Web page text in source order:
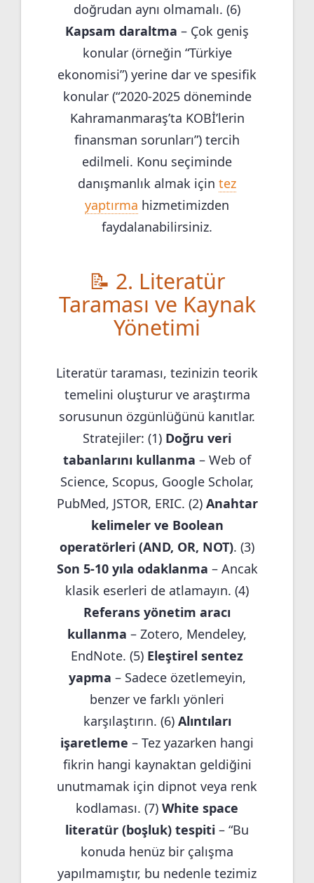
doğrudan aynı olmamalı. (6)
Kapsam daraltma – Çok geniş
konular (örneğin “Türkiye
ekonomisi”) yerine dar ve spesifik
konular (“2020-2025 döneminde
Kahramanmaraş’ta KOBİ’lerin
finansman sorunları”) tercih
edilmeli. Konu seçiminde
danışmanlık almak için tez
yaptırma hizmetimizden
faydalanabilirsiniz.
📝 2. Literatür
Taraması ve Kaynak
Yönetimi
Literatür taraması, tezinizin teorik
temelini oluşturur ve araştırma
sorusunun özgünlüğünü kanıtlar.
Stratejiler: (1) Doğru veri
tabanlarını kullanma – Web of
Science, Scopus, Google Scholar,
PubMed, JSTOR, ERIC. (2) Anahtar
kelimeler ve Boolean
operatörleri (AND, OR, NOT). (3)
Son 5-10 yıla odaklanma – Ancak
klasik eserleri de atlamayın. (4)
Referans yönetim aracı
kullanma – Zotero, Mendeley,
EndNote. (5) Eleştirel sentez
yapma – Sadece özetlemeyin,
benzer ve farklı yönleri
karşılaştırın. (6) Alıntıları
işaretleme – Tez yazarken hangi
fikrin hangi kaynaktan geldiğini
unutmamak için dipnot veya renk
kodlaması. (7) White space
literatür (boşluk) tespiti – “Bu
konuda henüz bir çalışma
yapılmamıştır, bu nedenle tezimiz